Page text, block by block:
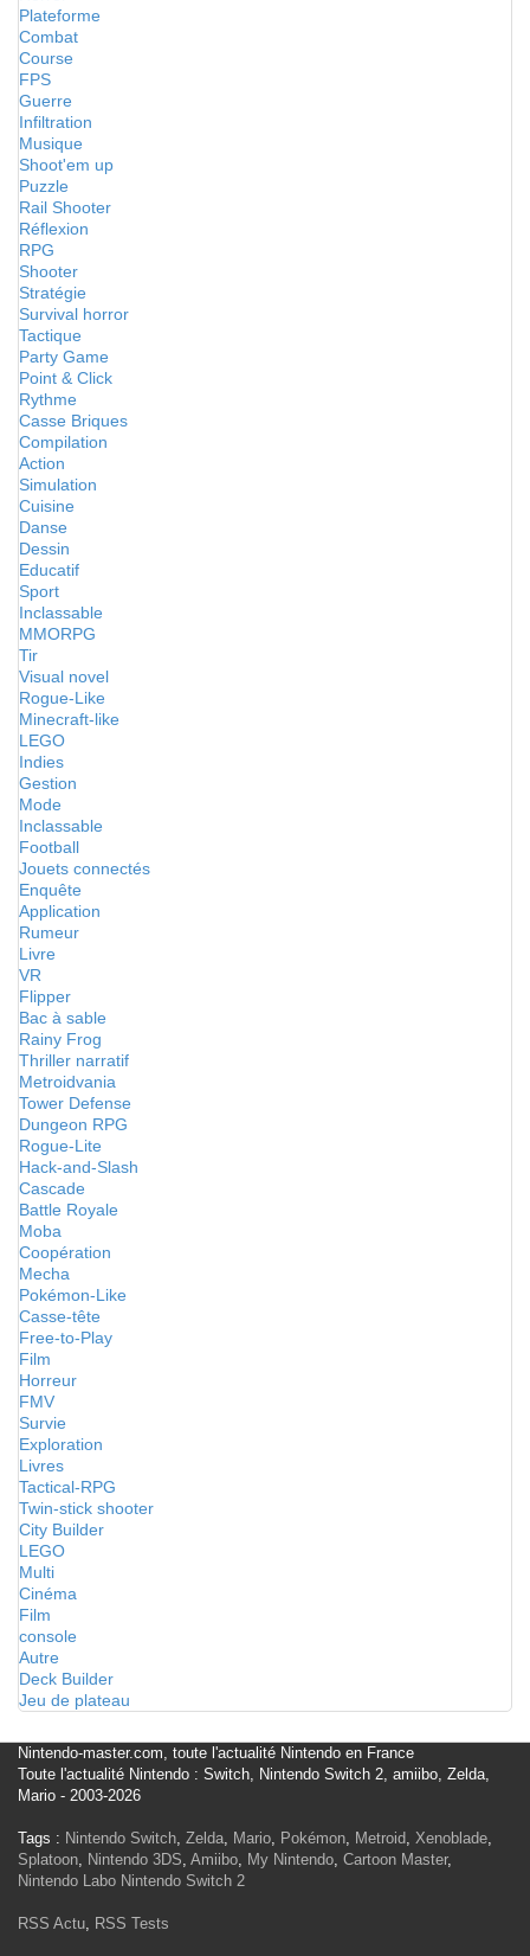
Plateforme
Combat
Course
FPS
Guerre
Infiltration
Musique
Shoot'em up
Puzzle
Rail Shooter
Réflexion
RPG
Shooter
Stratégie
Survival horror
Tactique
Party Game
Point & Click
Rythme
Casse Briques
Compilation
Action
Simulation
Cuisine
Danse
Dessin
Educatif
Sport
Inclassable
MMORPG
Tir
Visual novel
Rogue-Like
Minecraft-like
LEGO
Indies
Gestion
Mode
Inclassable
Football
Jouets connectés
Enquête
Application
Rumeur
Livre
VR
Flipper
Bac à sable
Rainy Frog
Thriller narratif
Metroidvania
Tower Defense
Dungeon RPG
Rogue-Lite
Hack-and-Slash
Cascade
Battle Royale
Moba
Coopération
Mecha
Pokémon-Like
Casse-tête
Free-to-Play
Film
Horreur
FMV
Survie
Exploration
Livres
Tactical-RPG
Twin-stick shooter
City Builder
LEGO
Multi
Cinéma
Film
console
Autre
Deck Builder
Jeu de plateau
Nintendo-master.com, toute l'actualité Nintendo en France
Toute l'actualité Nintendo : Switch, Nintendo Switch 2, amiibo, Zelda,
Mario - 2003-2026
Tags : Nintendo Switch, Zelda, Mario, Pokémon, Metroid, Xenoblade,
Splatoon, Nintendo 3DS, Amiibo, My Nintendo, Cartoon Master,
Nintendo Labo Nintendo Switch 2
RSS Actu, RSS Tests